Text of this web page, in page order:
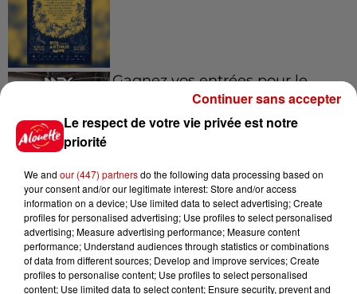
Gagnez vos entrées pour le
Musée du Sport Automobile au
Mans !
Alouette vous invite à
Futuroscope Xperiences !
Le respect de votre vie privée est notre
priorité
We and our (447) partnersdo the following data processing based on
your consent and/or our legitimate interest: Store and/or access
information on a device; Use limited data to select advertising; Create
profiles for personalised advertising; Use profiles to select personalised
advertising; Measure advertising performance; Measure content
performance; Understand audiences through statistics or combinations
of data from different sources; Develop and improve services; Create
profiles to personalise content; Use profiles to select personalised
content; Use limited data to select content; Ensure security, prevent and
Continuer sans accepter